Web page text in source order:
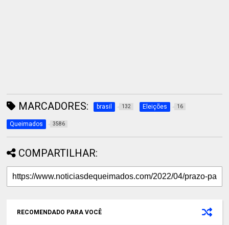
MARCADORES: brasil 132 Eleições 16
Queimados 3586
COMPARTILHAR:
RECOMENDADO PARA VOCÊ